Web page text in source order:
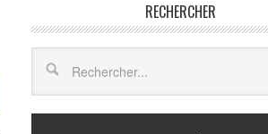
RECHERCHER